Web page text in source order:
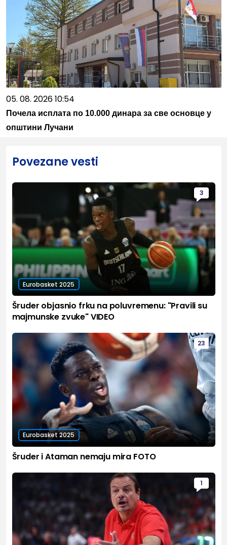
05. 08. 2026 10:54
Почела исплата по 10.000 динара за све основце у
општини Лучани
Povezane vesti
3
Eurobasket 2025
Šruder objasnio frku na poluvremenu: "Pravili su
majmunske zvuke" VIDEO
23
Eurobasket 2025
Šruder i Ataman nemaju mira FOTO
1